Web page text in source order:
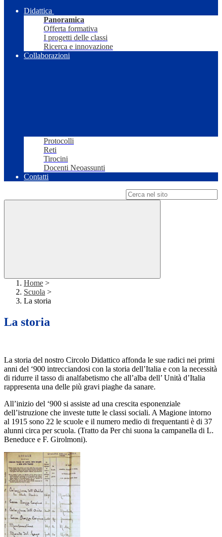
Didattica
Panoramica
Offerta formativa
I progetti delle classi
Ricerca e innovazione
Collaborazioni
Protocolli
Reti
Tirocini
Docenti Neoassunti
Contatti
Home >
Scuola >
La storia
La storia
La storia del nostro Circolo Didattico affonda le sue radici nei primi
anni del ‘900 intrecciandosi con la storia dell’Italia e con la necessità
di ridurre il tasso di analfabetismo che all’alba dell’ Unità d’Italia
rappresenta una delle più gravi piaghe da sanare.
All’inizio del ‘900 si assiste ad una crescita esponenziale
dell’istruzione che investe tutte le classi sociali. A Magione intorno
al 1915 sono 22 le scuole e il numero medio di frequentanti è di 37
alunni circa per scuola. (Tratto da Per chi suona la campanella di L.
Beneduce e F. Girolmoni).